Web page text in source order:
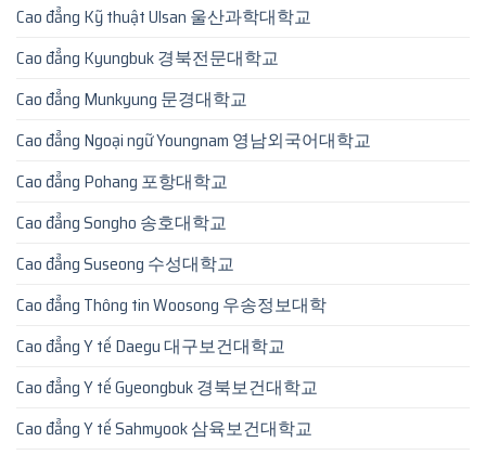
Cao đẳng Kỹ thuật Ulsan 울산과학대학교
Cao đẳng Kyungbuk 경북전문대학교
Cao đẳng Munkyung 문경대학교
Cao đẳng Ngoại ngữ Youngnam 영남외국어대학교
Cao đẳng Pohang 포항대학교
Cao đẳng Songho 송호대학교
Cao đẳng Suseong 수성대학교
Cao đẳng Thông tin Woosong 우송정보대학
Cao đẳng Y tế Daegu 대구보건대학교
Cao đẳng Y tế Gyeongbuk 경북보건대학교
Cao đẳng Y tế Sahmyook 삼육보건대학교